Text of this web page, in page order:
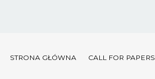
STRONA GŁÓWNA CALL FOR PAPERS